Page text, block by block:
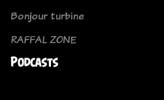
Bonjour turbine
RAFFAL ZONE
Podcasts